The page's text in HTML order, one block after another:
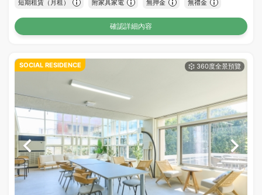
短期租賃（月租） 附家具家電 無押金 無禮金
確認詳細內容
SOCIAL RESIDENCE